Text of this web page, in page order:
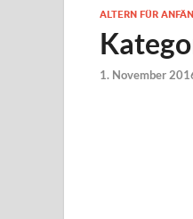
ALTERN FÜR
1. November